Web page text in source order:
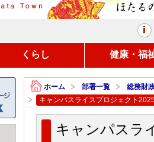
まつりばやしと、ほたるの里
くらし 健康・福
ホーム 部署一覧
総務財
キャンパスライスプロジェクト
キャンパスラ